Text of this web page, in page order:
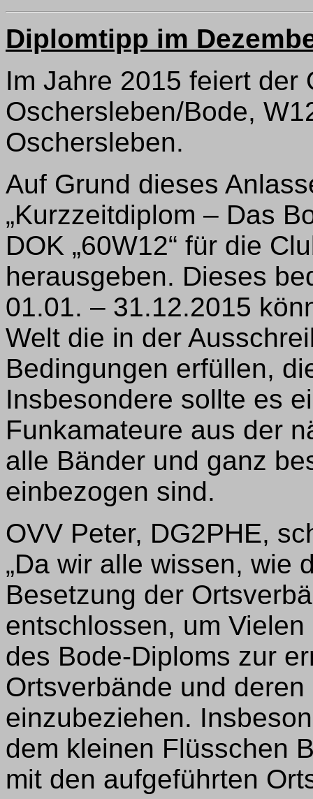
Diplomtipp im
Im Jahre 2015 feiert der
Oschersleben/Bode,
Oschersleben.
Auf Grund dieses
„Kurzzeitdiplom – Das
DOK „60W12“ für die
herausgeben. Dieses
01.01. – 31.12.2015
Welt die in der
Bedingungen erfüllen,
Insbesondere sollte es
Funkamateure aus der
alle Bänder und ganz
einbezogen sind.
OVV Peter, DG2PHE,
„Da wir alle wissen, wie
Besetzung der
entschlossen, um
des Bode-Diploms zur
Ortsverbände und
einzubeziehen.
dem kleinen Flüsschen
mit den aufgeführten